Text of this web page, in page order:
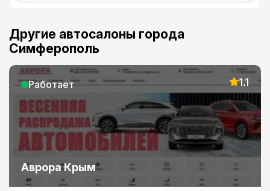
Другие автосалоны города
Симферополь
Работает 1.1
Аврора Крым